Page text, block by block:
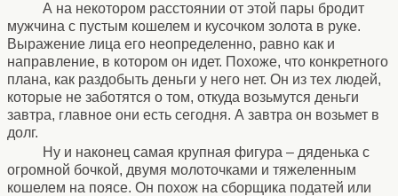
А на некотором расстоянии от этой пары бродит
мужчина с пустым кошелем и кусочком золота в руке.
Выражение лица его неопределенно, равно как и
направление, в котором он идет. Похоже, что конкретного
плана, как раздобыть деньги у него нет. Он из тех людей,
которые не заботятся о том, откуда возьмутся деньги
завтра, главное они есть сегодня. А завтра он возьмет в
долг.
Ну и наконец самая крупная фигура – дяденька с
огромной бочкой, двумя молоточками и тяжеленным
кошелем на поясе. Он похож на сборщика податей или